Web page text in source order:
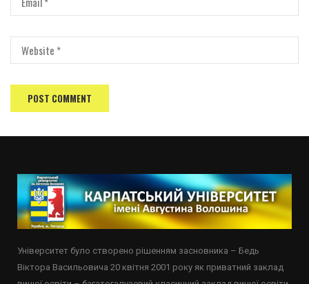
Університет було створено рішенням засновника – Бедь
Віктора Васильовича 20 квітня 2001 року як приватний заклад